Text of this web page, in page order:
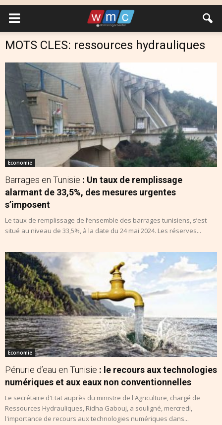
MOTS CLES: ressources hydrauliques
Economie
Barrages en Tunisie : Un taux de remplissage
alarmant de 33,5%, des mesures urgentes
s’imposent
Le taux de remplissage de l’ensemble des barrages tunisiens, s’est
situé au niveau de 33,5%, à la date du 24 mai 2024. Les réserves...
Economie
Pénurie d’eau en Tunisie : le recours aux technologies
numériques et aux eaux non conventionnelles
Le secrétaire d'Etat auprès du ministre de l'Agriculture, chargé de
Ressources Hydrauliques, Ridha Gabouj, a souligné, mercredi,
l'importance de recours aux technologies numériques dans...